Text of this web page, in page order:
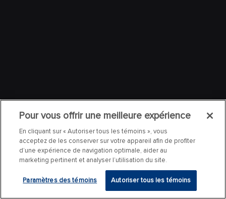
Pour vous offrir une meilleure expérience
En cliquant sur « Autoriser tous les témoins », vous
acceptez de les conserver sur votre appareil afin de profiter
d’une expérience de navigation optimale, aider au
marketing pertinent et analyser l’utilisation du site.
Paramètres des témoins Autoriser tous les témoins